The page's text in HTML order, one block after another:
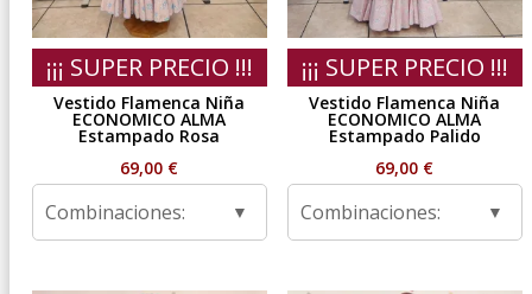
¡¡¡ SUPER PRECIO !!!
Vestido Flamenca Niña
ECONOMICO ALMA
Estampado Rosa
69,00 €
Combinaciones:
¡¡¡ SUPER PRECIO !!!
Vestido Flamenca Niña
ECONOMICO ALMA
Estampado Palido
69,00 €
Combinaciones: